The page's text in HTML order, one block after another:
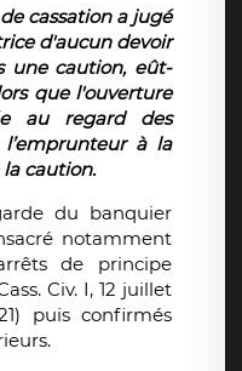
cassation a jugé
d'aucun devoir
une caution,eût-
que l'ouverture
au regard des
à la
caution.
du banquier
notamment
de principe
Civ. I, 12 juillet
puis confirmés